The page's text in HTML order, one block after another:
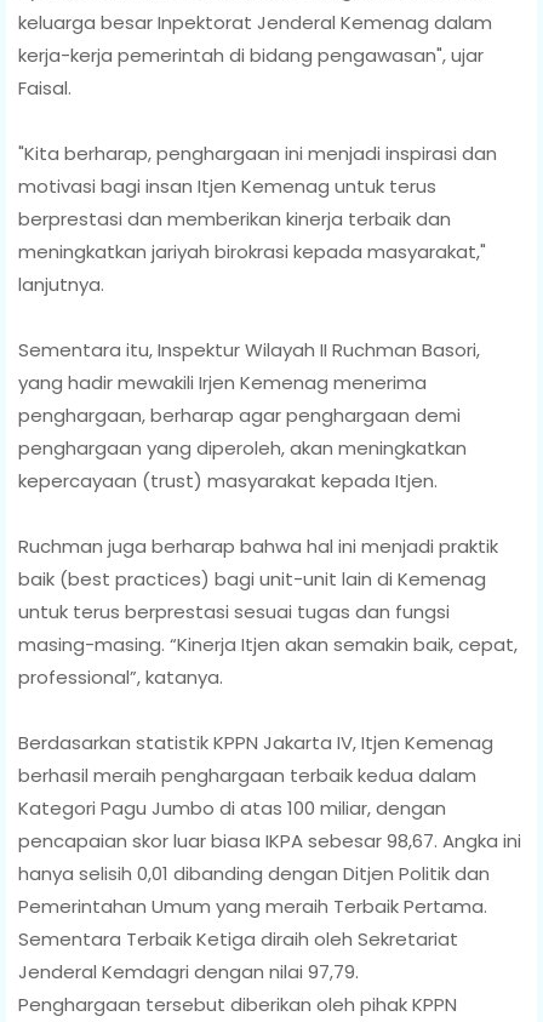
keluarga besar Inpektorat Jenderal Kemenag dalam
kerja-kerja pemerintah di bidang pengawasan", ujar
Faisal.
"Kita berharap, penghargaan ini menjadi inspirasi dan
motivasi bagi insan Itjen Kemenag untuk terus
berprestasi dan memberikan kinerja terbaik dan
meningkatkan jariyah birokrasi kepada masyarakat,"
lanjutnya.
Sementara itu, Inspektur Wilayah II Ruchman Basori,
yang hadir mewakili Irjen Kemenag menerima
penghargaan, berharap agar penghargaan demi
penghargaan yang diperoleh, akan meningkatkan
kepercayaan (trust) masyarakat kepada Itjen.
Ruchman juga berharap bahwa hal ini menjadi praktik
baik (best practices) bagi unit-unit lain di Kemenag
untuk terus berprestasi sesuai tugas dan fungsi
masing-masing. “Kinerja Itjen akan semakin baik, cepat,
professional”, katanya.
Berdasarkan statistik KPPN Jakarta IV, Itjen Kemenag
berhasil meraih penghargaan terbaik kedua dalam
Kategori Pagu Jumbo di atas 100 miliar, dengan
pencapaian skor luar biasa IKPA sebesar 98,67. Angka ini
hanya selisih 0,01 dibanding dengan Ditjen Politik dan
Pemerintahan Umum yang meraih Terbaik Pertama.
Sementara Terbaik Ketiga diraih oleh Sekretariat
Jenderal Kemdagri dengan nilai 97,79.
Penghargaan tersebut diberikan oleh pihak KPPN